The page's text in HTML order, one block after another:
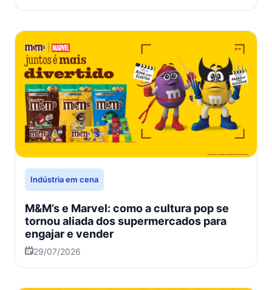
Indústria em cena
M&M’s e Marvel: como a cultura pop se
tornou aliada dos supermercados para
engajar e vender
29/07/2026